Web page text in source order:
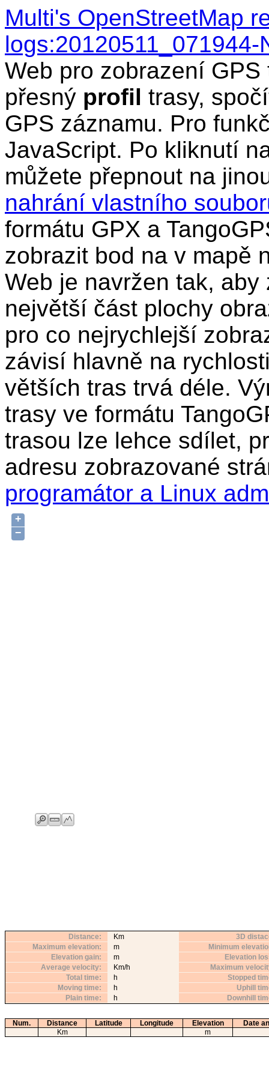
Multi's OpenStreetMap
logs:20120511_071944-
Web pro zobrazení
přesný profil trasy,
GPS záznamu. Pro
JavaScript. Po kliknutí
můžete přepnout na
nahrání vlastního
formátu GPX a
zobrazit bod na v mapě
Web je navržen tak,
největší část plochy
pro co nejrychlejší
závisí hlavně na
větších tras trvá déle.
trasy ve formátu
trasou lze lehce sdílet,
adresu zobrazované
programátor a Linux
+
−
Distance
Km
Maximum elevation
m
Elevation gain
m
Average velocity
Km/h
Total time
h
Moving time
h
Plain time
h
3D
Minimum
Elevation
Maximum
Stopped
Uphill
Downhill
Num. Distance Latitude Longitude Elevation
Date
Km
m